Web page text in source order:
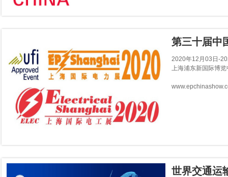
第三十届中
2020年12月03日-
上海浦东新国际博览
世界交通运